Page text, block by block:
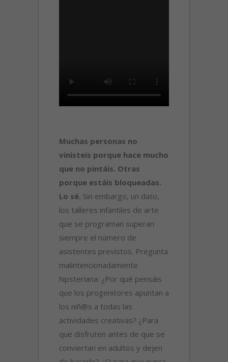
Muchas personas no
vinisteis porque hace mucho
que no pintáis. Otras
porque estáis bloqueadas.
Lo sé. Sin embargo, un dato,
los talleres infantiles de arte
que se programan superan
siempre el número de
asistentes previstos. Pregunta
malintencionadamente
hipsteriana: ¿Por qué pensáis
que los progenitores apuntan a
los niñ@s a todas las
actividades creativas? ¿Para
que disfruten antes de que se
conviertan en adultos y dejen